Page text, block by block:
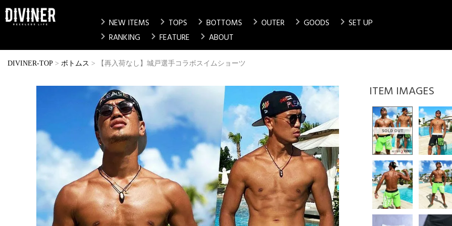
chevron_right NEW ITEMS chevron_right TOPS chevron_right BOTTOMS chevron_right OUTER chevron_right GOODS chevron_right SET UP
chevron_right RANKING chevron_right FEATURE chevron_right ABOUT
DIVINER-TOP ボトムス 【再入荷なし】城戸選手コラボスイムショーツ